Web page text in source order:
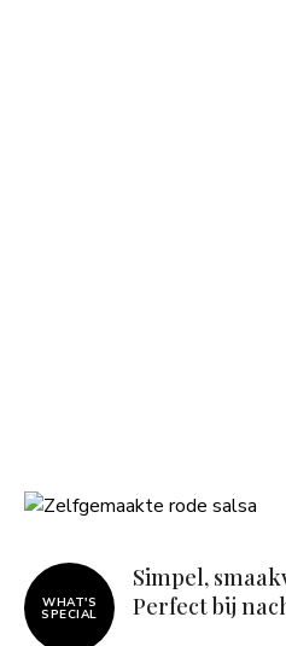
WHAT'S
SPECIAL
Simpel,
Perfect bij